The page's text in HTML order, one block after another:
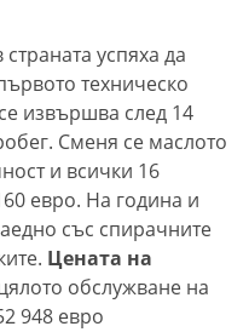
успяха да
техническо
извършва след 14
Сменя се маслото
и всички 16
евро. На година и
със спирачните
Цената на
обслужване на
948 евро